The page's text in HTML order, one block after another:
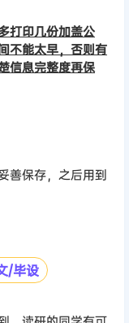
打印几份加盖公
不能太早，否则有
信息完整度再保
善保存，之后用到
/毕设